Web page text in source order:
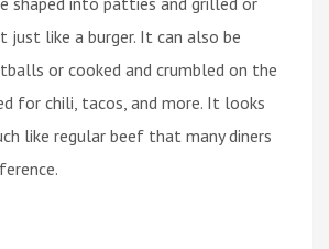
just like a burger. It can also be
or cooked and crumbled on the
for chili, tacos, and more. It looks
like regular beef that many diners